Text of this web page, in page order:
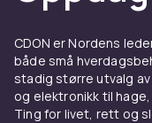
CDON er Nordens
både små
stadig større utvalg
og elektronikk til
Ting for livet, rett og